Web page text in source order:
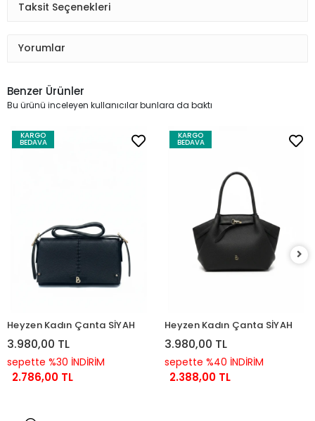
Taksit Seçenekleri
Yorumlar
Benzer Ürünler
Bu ürünü inceleyen kullanıcılar bunlara da baktı
KARGO
BEDAVA
Heyzen Kadın Çanta SİYAH
3.980,00 TL
sepette %30 İNDİRİM
2.786,00 TL
KARGO
BEDAVA
Heyzen Kadın Çanta SİYAH
3.980,00 TL
sepette %40 İNDİRİM
2.388,00 TL